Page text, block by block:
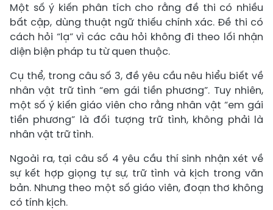
Một số ý kiến phân tích cho rằng đề thi có nhiều
bất cập, dùng thuật ngữ thiếu chính xác. Đề thi có
cách hỏi “lạ” vì các câu hỏi không đi theo lối nhận
diện biện pháp tu từ quen thuộc.
Cụ thể, trong câu số 3, đề yêu cầu nêu hiểu biết về
nhân vật trữ tình “em gái tiền phương”. Tuy nhiên,
một số ý kiến giáo viên cho rằng nhân vật “em gái
tiền phương” là đối tượng trữ tình, không phải là
nhân vật trữ tình.
Ngoài ra, tại câu số 4 yêu cầu thí sinh nhận xét về
sự kết hợp giọng tự sự, trữ tình và kịch trong văn
bản. Nhưng theo một số giáo viên, đoạn thơ không
có tính kịch.